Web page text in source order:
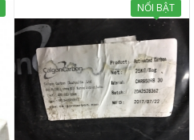
NỔI BẬT